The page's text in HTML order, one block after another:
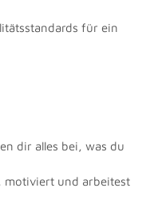
für ein
dir alles bei, was du
motiviert und arbeitest